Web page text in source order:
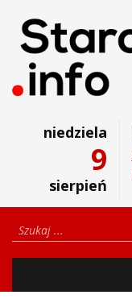
niedziela
9
sierpień